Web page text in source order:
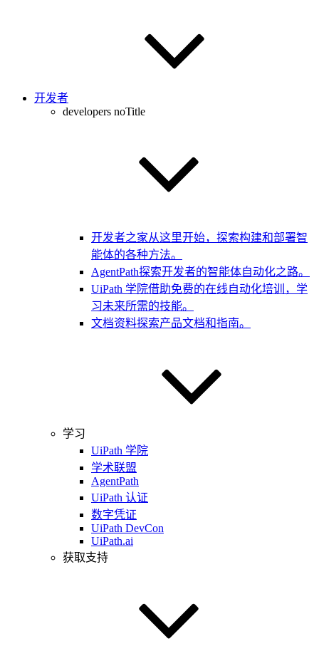
开发者
developers noTitle
开发者之家从这里开始，探索构建和部署智
能体的各种方法。
AgentPath探索开发者的智能体自动化之路。
UiPath 学院借助免费的在线自动化培训，学
习未来所需的技能。
文档资料探索产品文档和指南。
学习
UiPath 学院
学术联盟
AgentPath
UiPath 认证
数字凭证
UiPath DevCon
UiPath.ai
获取支持